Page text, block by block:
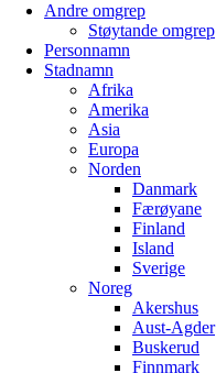
Andre omgrep
Støytande omgrep
Personnamn
Stadnamn
Afrika
Amerika
Asia
Europa
Norden
Danmark
Færøyane
Finland
Island
Sverige
Noreg
Akershus
Aust-Agder
Buskerud
Finnmark